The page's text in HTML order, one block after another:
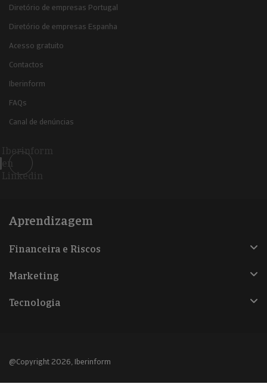
Diretório de empresas Portugal
Diretório de empresas Espanha
Acesso gratuito
Contactos
Iberinform
FAQs
Canal de denúncias
Iberinform
en
Linkedin
Aprendizagem
Financeira e Riscos
Marketing
Tecnologia
@Copyright 2026, Iberinform